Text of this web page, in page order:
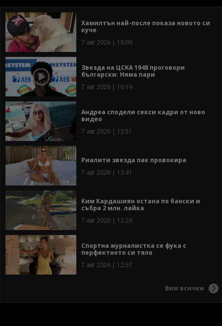
Хамилтън най-после показа новото си
куче
7 авг 2026 | 18:09
Звезда на ЦСКА 1948 проговори
български: Няма пари
7 авг 2026 | 16:19
Андреа сподели секси кадри от ново
видео
7 авг 2026 | 13:51
Риалити звезда пак провокира
7 авг 2026 | 13:41
Ким Кардашиян остана по бански и
събра 2 млн. лайка
7 авг 2026 | 13:26
Спортна журналистка се фука с
перфектното си тяло
7 авг 2026 | 12:57
Виж всички